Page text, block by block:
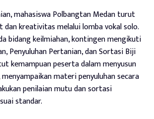
mahasiswa Polbangtan Medan turut
dan kreativitas melalui lomba vokal solo.
bidang keilmiahan, kontingen mengikuti
Penyuluhan Pertanian, dan Sortasi Biji
kemampuan peserta dalam menyusun
materi penyuluhan secara
penilaian mutu dan sortasi
standar.